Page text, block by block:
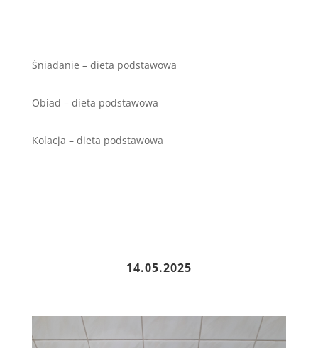
Śniadanie – dieta podstawowa
Obiad – dieta podstawowa
Kolacja – dieta podstawowa
14.05.2025